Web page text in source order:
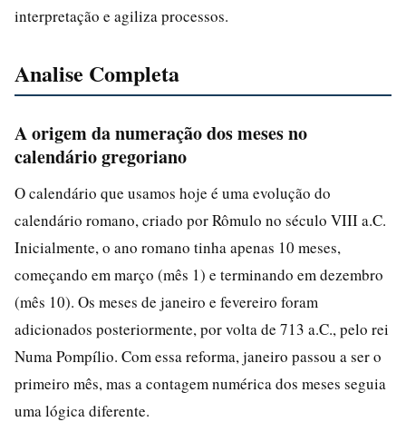
interpretação e agiliza processos.
Analise Completa
A origem da numeração dos meses no
calendário gregoriano
O calendário que usamos hoje é uma evolução do
calendário romano, criado por Rômulo no século VIII a.C.
Inicialmente, o ano romano tinha apenas 10 meses,
começando em março (mês 1) e terminando em dezembro
(mês 10). Os meses de janeiro e fevereiro foram
adicionados posteriormente, por volta de 713 a.C., pelo rei
Numa Pompílio. Com essa reforma, janeiro passou a ser o
primeiro mês, mas a contagem numérica dos meses seguia
uma lógica diferente.